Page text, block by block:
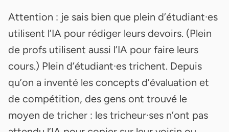
Attention : je sais bien que plein d’étudiant·es
utilisent l’IA pour rédiger leurs devoirs. (Plein
de profs utilisent aussi l’IA pour faire leurs
cours.) Plein d’étudiant·es trichent. Depuis
qu’on a inventé les concepts d’évaluation et
de compétition, des gens ont trouvé le
moyen de tricher : les tricheur·ses n’ont pas